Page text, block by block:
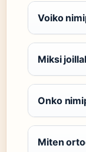
Voiko
Miksi
Onko
Miten